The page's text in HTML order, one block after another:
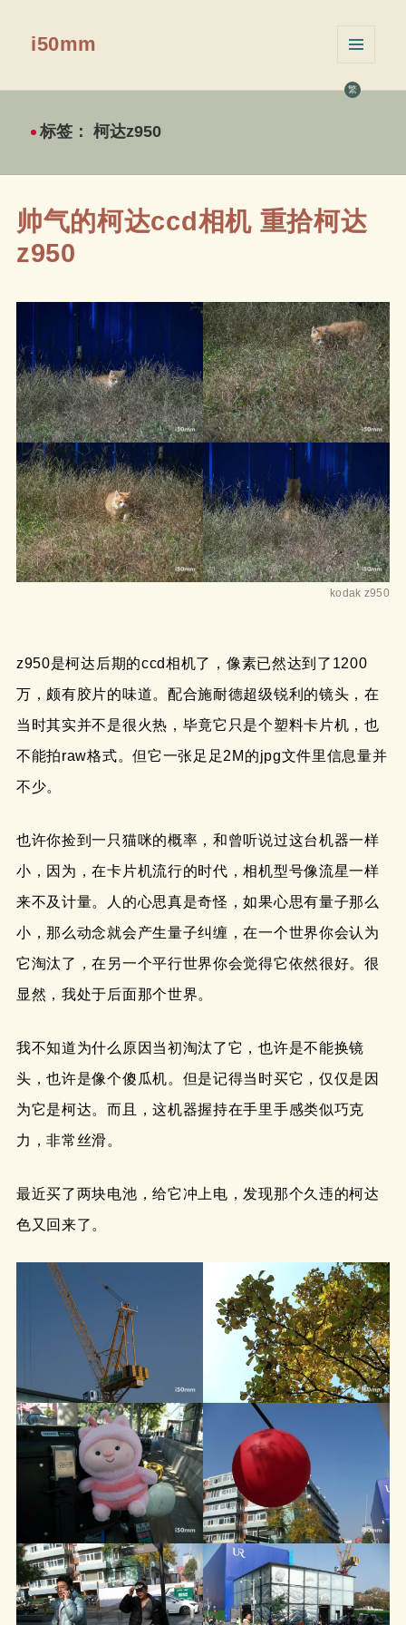
繁
i50mm
挂件
标签：柯达z950
帅气的柯达ccd相机 重拾柯达
z950
kodak z950
z950是柯达后期的ccd相机了，像素已然达到了1200
万，颇有胶片的味道。配合施耐德超级锐利的镜头，在
当时其实并不是很火热，毕竟它只是个塑料卡片机，也
不能拍raw格式。但它一张足足2M的jpg文件里信息量并
不少。
也许你捡到一只猫咪的概率，和曾听说过这台机器一样
小，因为，在卡片机流行的时代，相机型号像流星一样
来不及计量。人的心思真是奇怪，如果心思有量子那么
小，那么动念就会产生量子纠缠，在一个世界你会认为
它淘汰了，在另一个平行世界你会觉得它依然很好。很
显然，我处于后面那个世界。
我不知道为什么原因当初淘汰了它，也许是不能换镜
头，也许是像个傻瓜机。但是记得当时买它，仅仅是因
为它是柯达。而且，这机器握持在手里手感类似巧克
力，非常丝滑。
最近买了两块电池，给它冲上电，发现那个久违的柯达
色又回来了。